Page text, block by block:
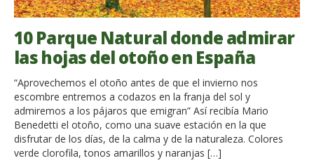
10 Parque Natural donde admirar
las hojas del otoño en España
“Aprovechemos el otoño antes de que el invierno nos
escombre entremos a codazos en la franja del sol y
admiremos a los pájaros que emigran” Así recibía Mario
Benedetti el otoño, como una suave estación en la que
disfrutar de los días, de la calma y de la naturaleza. Colores
verde clorofila, tonos amarillos y naranjas […]